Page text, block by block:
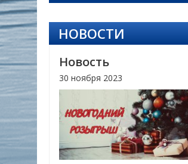
НОВОСТИ
Новость
30 ноября 2023